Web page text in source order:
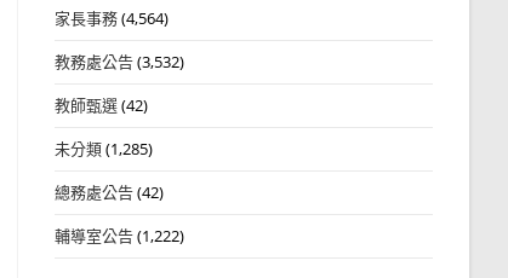
家長事務(4,564)
教務處公告(3,532)
教師甄選(42)
未分類(1,285)
總務處公告(42)
輔導室公告(1,222)